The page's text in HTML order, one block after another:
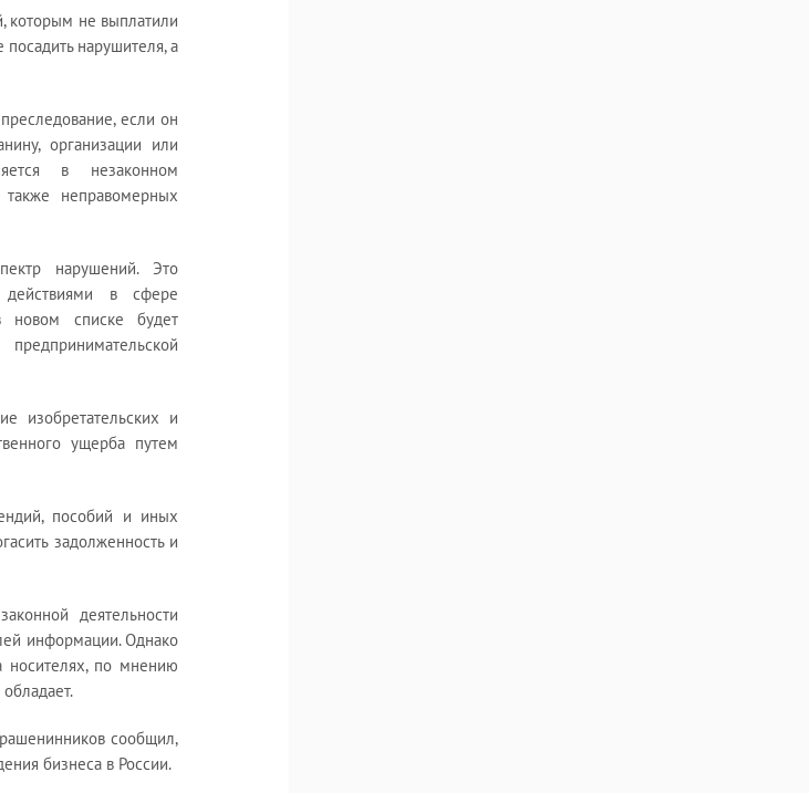
которым не выплатили
нарушителя, а
если он
организации или
в незаконном
неправомерных
нарушений. Это
действиями в сфере
новом списке будет
изобретательских и
ущерба путем
пособий и иных
задолженность и
деятельности
информации. Однако
носителях, по мнению
сообщил,
бизнеса в России.